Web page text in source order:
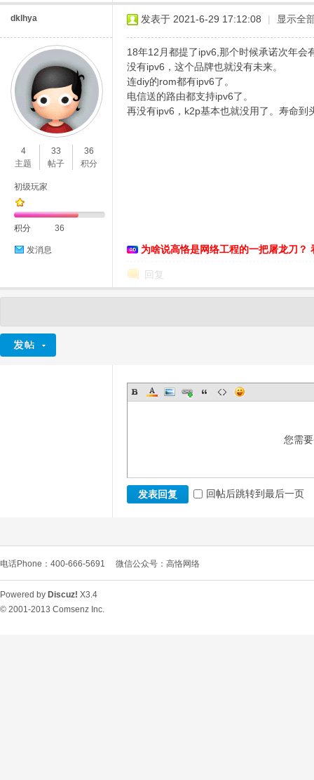
dklhya
4
主题
33
帖子
36
积分
初级玩家
积分 36
发消息
发表于 2021-6-29 17:12:08 | 显示全
18年12月都提了ipv6,那个时候承诺次年会
没有ipv6，这个品牌也就没有未来。
连diy的rom都有ipv6了。
电信送的路由都支持ipv6了。
再没有ipv6，k2p基本也就没用了。寿命
为啥说高恪是网络工程的一把屠龙刀？
回复
您需
发表回复 回帖后跳转到最后一页
电话Phone：400-666-5691 微信公众号：高恪网络
Powered by Discuz! X3.4
© 2001-2013 Comsenz Inc.